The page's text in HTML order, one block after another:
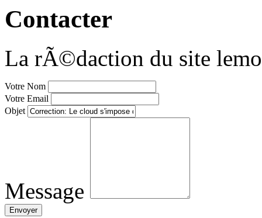
Contacter
La rÃ©daction du site
Votre Nom
Votre Email
Objet
Message